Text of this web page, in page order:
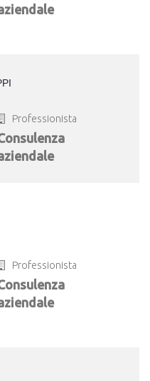
Professionista
Professionista